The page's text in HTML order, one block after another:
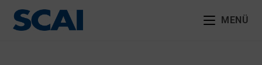
MENÜ